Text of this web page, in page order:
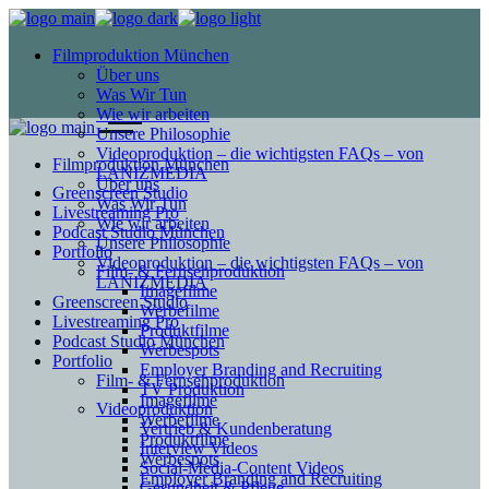
Filmproduktion München
Über uns
Was Wir Tun
Wie wir arbeiten
Unsere Philosophie
Videoproduktion – die wichtigsten FAQs – von
LANIZMEDIA
Greenscreen Studio
Livestreaming Pro
Podcast Studio München
Portfolio
Film- & Fernsehproduktion
Imagefilme
Werbefilme
Produktfilme
Werbespots
Employer Branding and Recruiting
TV Produktion
Videoproduktion
Vertrieb & Kundenberatung
Interview Videos
Social-Media-Content Videos
Filmproduktion München
Über uns
Was Wir Tun
Wie wir arbeiten
Unsere Philosophie
Videoproduktion – die wichtigsten FAQs – von
LANIZMEDIA
Greenscreen Studio
Livestreaming Pro
Podcast Studio München
Portfolio
Film- & Fernsehproduktion
Imagefilme
Werbefilme
Produktfilme
Werbespots
Employer Branding and Recruiting